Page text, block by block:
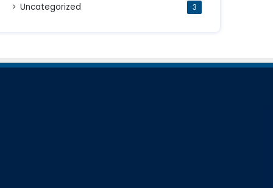
Uncategorized 3